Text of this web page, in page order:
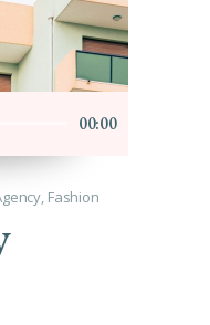
00:00
, Fashion